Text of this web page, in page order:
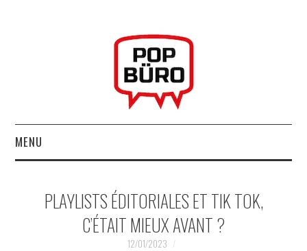
MENU
MUSIQUESACTUELLES.NET
PLAYLISTS ÉDITORIALES ET TIK TOK,
C’ÉTAIT MIEUX AVANT ?
12/01/2023